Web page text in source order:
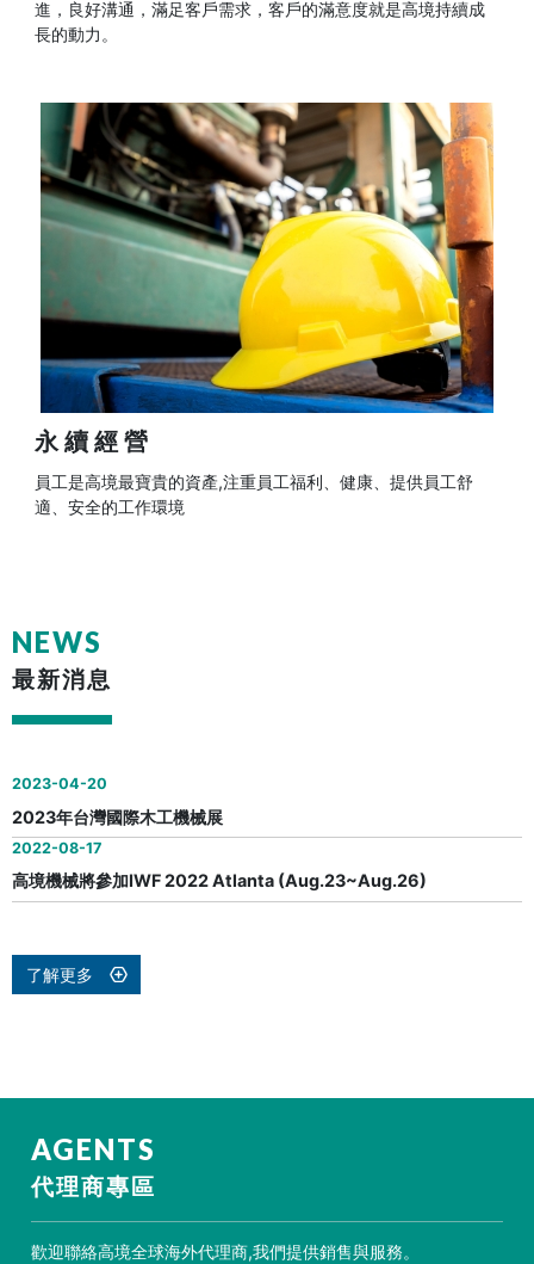
進，良好溝通，滿足客戶需求，客戶的滿意度就是高境持續成
長的動力。
永續經營
員工是高境最寶貴的資產,注重員工福利、健康、提供員工舒
適、安全的工作環境
NEWS
最新消息
2023-04-20
2023年台灣國際木工機械展
2022-08-17
高境機械將參加IWF 2022 Atlanta (Aug.23~Aug.26)
了解更多
AGENTS
代理商專區
歡迎聯絡高境全球海外代理商,我們提供銷售與服務。